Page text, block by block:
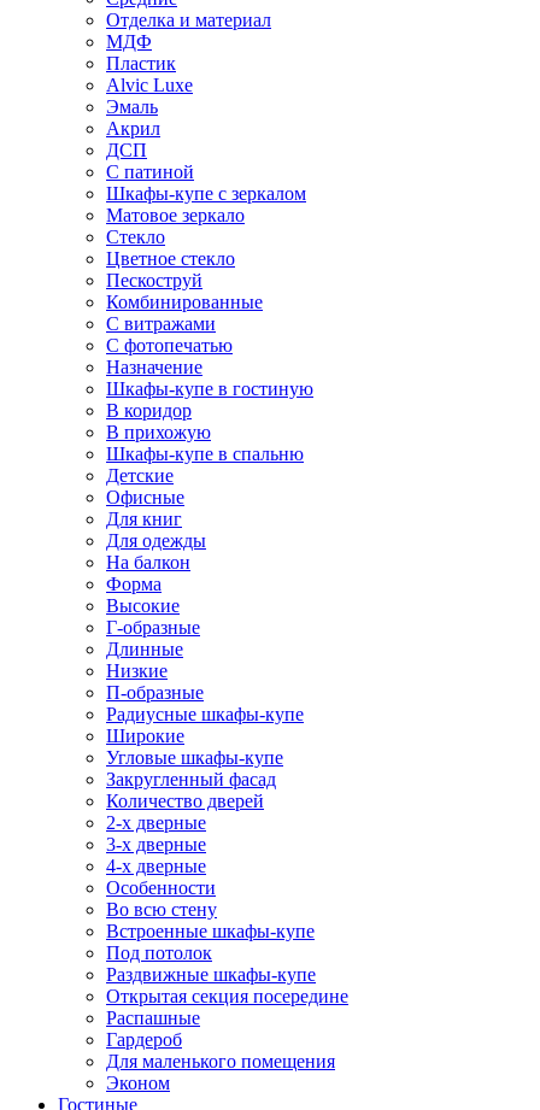
Отделка и материал
МДФ
Пластик
Alvic Luxe
Эмаль
Акрил
ДСП
С патиной
Шкафы-купе с зеркалом
Матовое зеркало
Стекло
Цветное стекло
Пескоструй
Комбинированные
С витражами
С фотопечатью
Назначение
Шкафы-купе в гостиную
В коридор
В прихожую
Шкафы-купе в спальню
Детские
Офисные
Для книг
Для одежды
На балкон
Форма
Высокие
Г-образные
Длинные
Низкие
П-образные
Радиусные шкафы-купе
Широкие
Угловые шкафы-купе
Закругленный фасад
Количество дверей
2-х дверные
3-х дверные
4-х дверные
Особенности
Во всю стену
Встроенные шкафы-купе
Под потолок
Раздвижные шкафы-купе
Открытая секция посередине
Распашные
Гардероб
Для маленького помещения
Эконом
Гостиные